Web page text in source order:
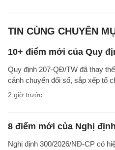
TIN CÙNG CHUYÊN
10+ điểm mới của Quy
Quy định 207-QĐ/TW đã thay
cảnh chuyển đổi số, sắp xếp tổ
2 giờ trước
8 điểm mới của Nghị
Nghị định 300/2026/NĐ-CP có